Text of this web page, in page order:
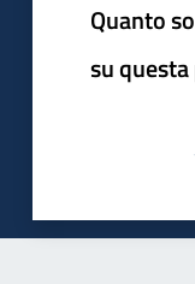
Quanto
su